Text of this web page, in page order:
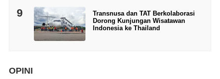
9
Transnusa dan TAT Berkolaborasi
Dorong Kunjungan Wisatawan
Indonesia ke Thailand
OPINI